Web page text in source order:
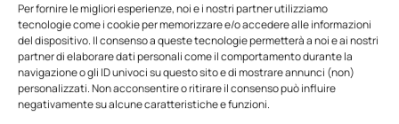
Per fornire le migliori esperienze, noi e i nostri partner utilizziamo
tecnologie come i cookie per memorizzare e/o accedere alle informazioni
del dispositivo. Il consenso a queste tecnologie permetterà a noi e ai nostri
partner di elaborare dati personali come il comportamento durante la
navigazione o gli ID univoci su questo sito e di mostrare annunci (non)
personalizzati. Non acconsentire o ritirare il consenso può influire
negativamente su alcune caratteristiche e funzioni.
RICICLO DI TPE
TEST DI COMBUSTIONE UL94
TEST FILO INCANDESCENTE
TOSSICITÀ DEI FUMI
TPE
TPE SERIE FR3
TRASPORTO FERROVIARIO YELLOW CARD